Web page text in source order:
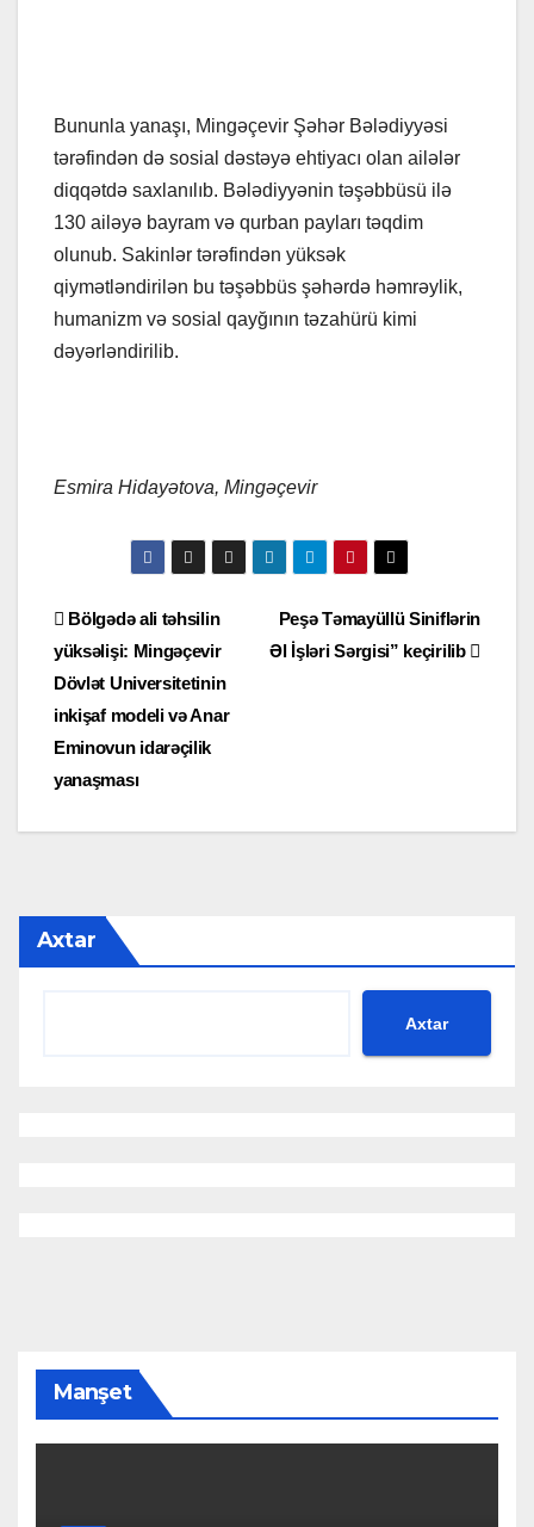
Bununla yanaşı, Mingəçevir Şəhər Bələdiyyəsi
tərəfindən də sosial dəstəyə ehtiyacı olan ailələr
diqqətdə saxlanılıb. Bələdiyyənin təşəbbüsü ilə
130 ailəyə bayram və qurban payları təqdim
olunub. Sakinlər tərəfindən yüksək
qiymətləndirilən bu təşəbbüs şəhərdə həmrəylik,
humanizm və sosial qayğının təzahürü kimi
dəyərləndirilib.
Esmira Hidayətova, Mingəçevir
Yazı
naviqasiyası
Peşə Təmayüllü Siniflərin
Əl İşləri Sərgisi” keçirilib
Bölgədə ali təhsilin
yüksəlişi: Mingəçevir
Dövlət Universitetinin
inkişaf modeli və Anar
Eminovun idarəçilik
yanaşması
Axtar
Axtar
Manşet